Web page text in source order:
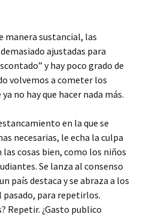
manera sustancial, las
ajustadas para
y hay poco grado de
volvemos a cometer los
no hay que hacer nada más.
en la que se
necesarias, le echa la culpa
las cosas bien, como los niños
Se lanza al consenso
país destaca y se abraza a los
para repetirlos.
Repetir. ¿Gasto publico